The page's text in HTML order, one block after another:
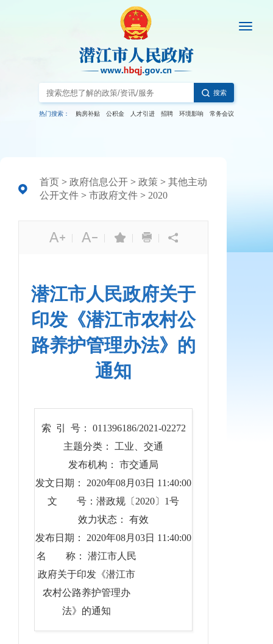
搜索
热门搜索： 购房补贴 公积金 人才引进 招聘 环境影响 常务会议
首页 > 政府信息公开 > 政策 > 其他主动
公开文件 > 市政府文件 > 2020
| | | |
潜江市人民政府关于
印发《潜江市农村公
路养护管理办法》的
通知
索 引 号： 011396186/2021-02272
主题分类： 工业、交通
发布机构： 市交通局
发文日期： 2020年08月03日 11:40:00
文 号：潜政规〔2020〕1号
效力状态： 有效
发布日期： 2020年08月03日 11:40:00
名 称： 潜江市人民
政府关于印发《潜江市
农村公路养护管理办
法》的通知